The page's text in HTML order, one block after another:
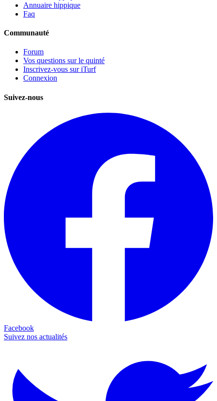
Annuaire hippique
Faq
Communauté
Forum
Vos questions sur le quinté
Inscrivez-vous sur iTurf
Connexion
Suivez-nous
Facebook
Suivez nos actualités